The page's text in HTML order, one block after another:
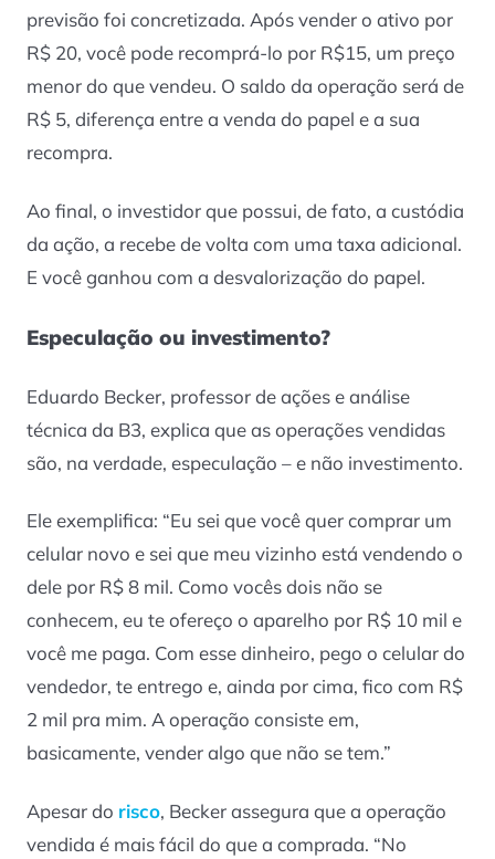
previsão foi concretizada. Após vender o ativo por
R$ 20, você pode recomprá-lo por R$15, um preço
menor do que vendeu. O saldo da operação será de
R$ 5, diferença entre a venda do papel e a sua
recompra.
Ao final, o investidor que possui, de fato, a custódia
da ação, a recebe de volta com uma taxa adicional.
E você ganhou com a desvalorização do papel.
Especulação ou investimento?
Eduardo Becker, professor de ações e análise
técnica da B3, explica que as operações vendidas
são, na verdade, especulação – e não investimento.
Ele exemplifica: “Eu sei que você quer comprar um
celular novo e sei que meu vizinho está vendendo o
dele por R$ 8 mil. Como vocês dois não se
conhecem, eu te ofereço o aparelho por R$ 10 mil e
você me paga. Com esse dinheiro, pego o celular do
vendedor, te entrego e, ainda por cima, fico com R$
2 mil pra mim. A operação consiste em,
basicamente, vender algo que não se tem.”
Apesar do risco, Becker assegura que a operação
vendida é mais fácil do que a comprada. “No